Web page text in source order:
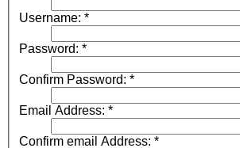
Username: *
Password: *
Confirm Password: *
Email Address: *
Confirm email Address: *